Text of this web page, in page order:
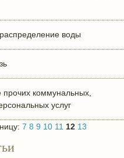
воды
прочих коммунальных,
услуг
7 8 9 10 11 12 13